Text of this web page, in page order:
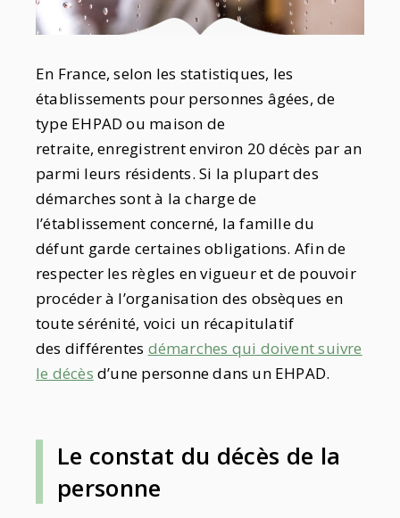
En France, selon les statistiques, les
établissements pour personnes âgées, de
type EHPAD ou maison de
retraite, enregistrent environ 20 décès par an
parmi leurs résidents. Si la plupart des
démarches sont à la charge de
l’établissement concerné, la famille du
défunt garde certaines obligations. Afin de
respecter les règles en vigueur et de pouvoir
procéder à l’organisation des obsèques en
toute sérénité, voici un récapitulatif
des différentes démarches qui doivent suivre
le décès d’une personne dans un EHPAD.
Le constat du décès de la
personne